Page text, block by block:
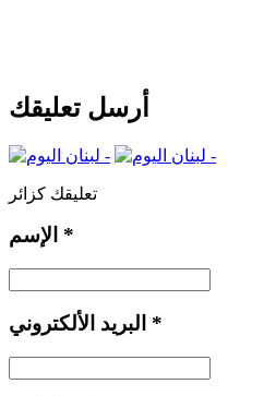
أرسل تعليقك
تعليقك كزائر
*
*